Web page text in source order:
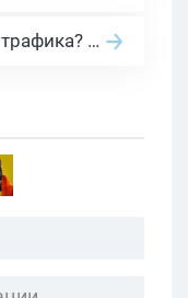
За что платят в арбитраже трафика? 30 моделей оплаты в бурж и СНГ партнерках